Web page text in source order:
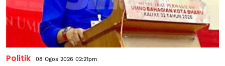
Politik 08 Ogos 2026 02:21pm